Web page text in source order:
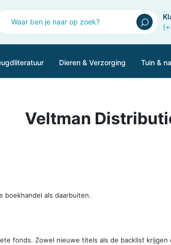
Dieren & Verzorging Tuin &
Veltman
boekhandel als daarbuiten.
fonds. Zowel nieuwe titels als de backlist